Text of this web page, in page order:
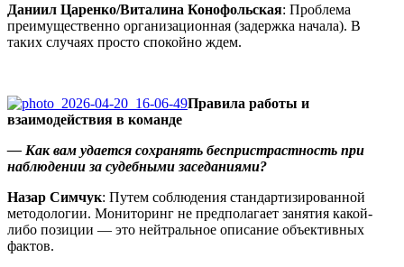
Даниил Царенко/Виталина Конофольская: Проблема
преимущественно организационная (задержка начала). В
таких случаях просто спокойно ждем.
Правила работы и
взаимодействия в команде
— Как вам удается сохранять беспристрастность при
наблюдении за судебными заседаниями?
Назар Симчук: Путем соблюдения стандартизированной
методологии. Мониторинг не предполагает занятия какой-
либо позиции — это нейтральное описание объективных
фактов.